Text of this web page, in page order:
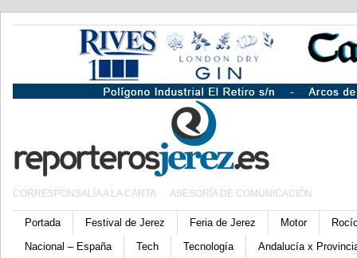
CORRESPONSALÍA A LA CARTA ASESORÍA DE COMUNICACIÓN
Portada Festival de Jerez Feria de Jerez Motor
Nacional – España
Tech Tecnología Andalucía x